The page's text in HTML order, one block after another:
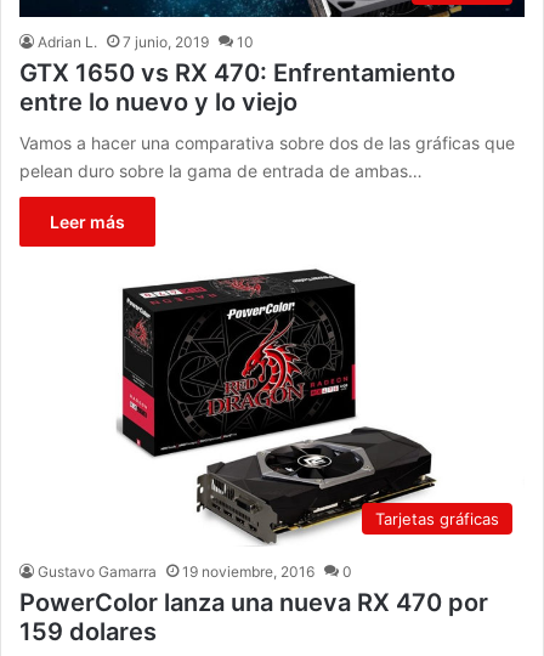
Adrian L. 7 junio, 2019 10
GTX 1650 vs RX 470: Enfrentamiento
entre lo nuevo y lo viejo
Vamos a hacer una comparativa sobre dos de las gráficas que
pelean duro sobre la gama de entrada de ambas…
Leer más
Tarjetas gráficas
Gustavo Gamarra 19 noviembre, 2016 0
PowerColor lanza una nueva RX 470 por
159 dolares